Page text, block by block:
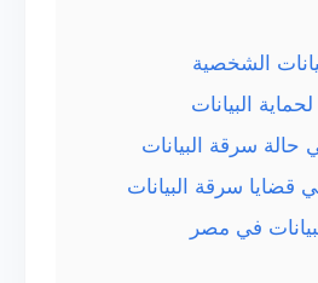
الشخصية
البيانات
سرقة البيانات
قضايا سرقة البيانات
في مصر